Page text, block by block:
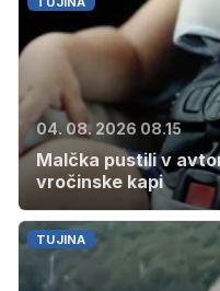
04. 08. 2026 08.15
Malčka pustili v
vročinske kapi
TUJINA